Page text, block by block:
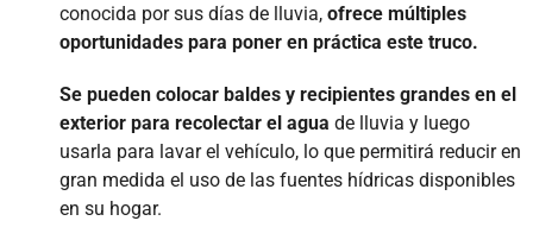
conocida por sus días de lluvia, ofrece múltiples
oportunidades para poner en práctica este truco.
Se pueden colocar baldes y recipientes grandes en el
exterior para recolectar el agua de lluvia y luego
usarla para lavar el vehículo, lo que permitirá reducir en
gran medida el uso de las fuentes hídricas disponibles
en su hogar.